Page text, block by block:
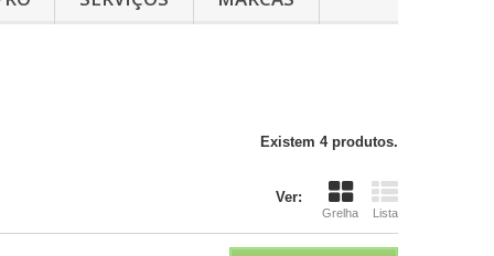
Existem 4 produtos.
Ver:
Grelha Lista